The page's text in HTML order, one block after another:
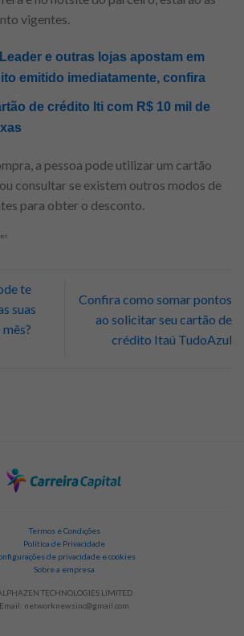
vigentes.
e outras lojas apostam em
emitido imediatamente, confira
de crédito Iti com R$ 10 mil de
a pessoa pode utilizar um cartão
consultar se existem outros modos de
para obter o desconto.
te
suas
Confira como somar pontos
ao solicitar seu cartão de
crédito Itaú TudoAzul
Termos e Condições
Política de Privacidade
de privacidade e cookies
Sobre a empresa
TECHNOLOGIES LIMITED
Email: networknewsinc@gmail.com